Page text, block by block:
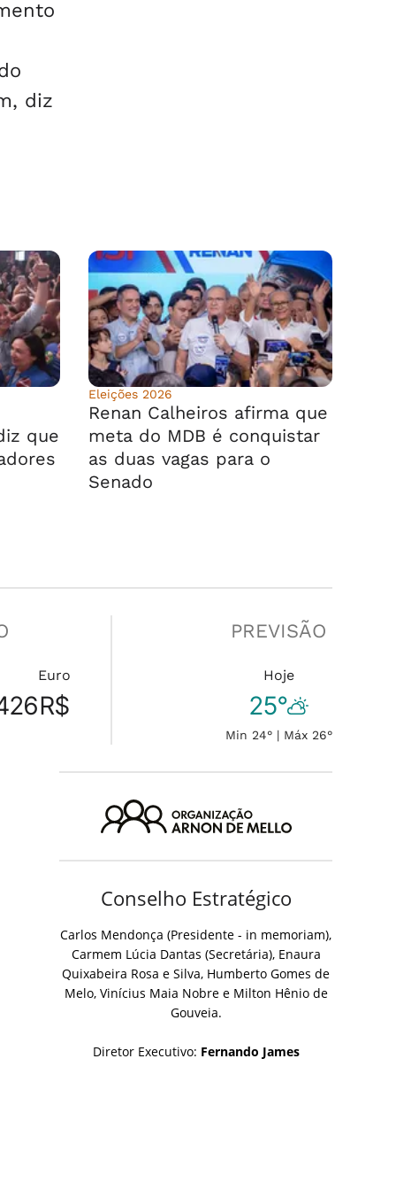
diz
que
Eleições 2026
Renan Calheiros afirma que
meta do MDB é conquistar
as duas vagas para o
Senado
Euro
R$
PREVISÃO
Hoje
25°
Min 24° | Máx 26°
Conselho Estratégico
Carlos Mendonça (Presidente - in memoriam),
Carmem Lúcia Dantas (Secretária), Enaura
Quixabeira Rosa e Silva, Humberto Gomes de
Melo, Vinícius Maia Nobre e Milton Hênio de
Gouveia.
Diretor Executivo: Fernando James